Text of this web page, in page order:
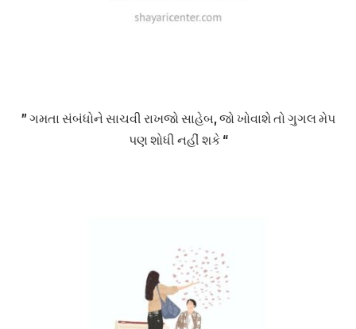
” ગમતા સંબંધોને સાચવી રાખજો સાહેબ, જો ખોવાશે તો ગુગલ મેપ
પણ શોધી નહીં શકે “